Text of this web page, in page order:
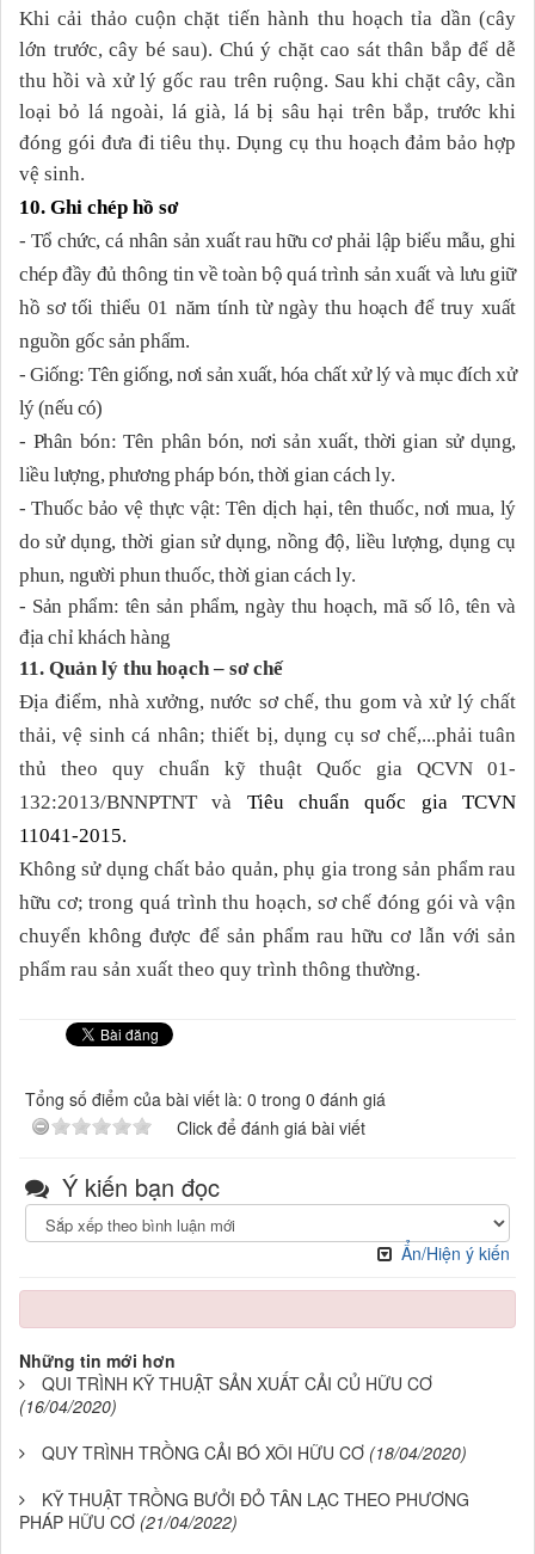
Khi cải thảo cuộn chặt tiến hành thu hoạch tỉa dần (cây
lớn trước, cây bé sau). Chú ý chặt cao sát thân bắp để dễ
thu hồi và xử lý gốc rau trên ruộng. Sau khi chặt cây, cần
loại bỏ lá ngoài, lá già, lá bị sâu hại trên bắp, trước khi
đóng gói đưa đi tiêu thụ. Dụng cụ thu hoạch đảm bảo hợp
vệ sinh.
10. Ghi chép hồ sơ
- Tổ chức, cá nhân sản xuất rau hữu cơ phải lập biểu mẫu, ghi
chép đầy đủ thông tin về toàn bộ quá trình sản xuất và lưu giữ
hồ sơ tối thiểu 01 năm tính từ ngày thu hoạch để truy xuất
nguồn gốc sản phẩm.
- Giống: Tên giống, nơi sản xuất, hóa chất xử lý và mục đích xử
lý (nếu có)
- Phân bón: Tên phân bón, nơi sản xuất, thời gian sử dụng,
liều lượng, phương pháp bón, thời gian cách ly.
- Thuốc bảo vệ thực vật: Tên dịch hại, tên thuốc, nơi mua, lý
do sử dụng, thời gian sử dụng, nồng độ, liều lượng, dụng cụ
phun, người phun thuốc, thời gian cách ly.
- Sản phẩm: tên sản phẩm, ngày thu hoạch, mã số lô, tên và
địa chỉ khách hàng
11. Quản lý thu hoạch – sơ chế
Địa điểm, nhà xưởng, nước sơ chế, thu gom và xử lý chất
thải, vệ sinh cá nhân; thiết bị, dụng cụ sơ chế,...phải tuân
thủ theo quy chuẩn kỹ thuật Quốc gia QCVN 01-
132:2013/BNNPTNT và Tiêu chuẩn quốc gia TCVN
11041-2015.
Không sử dụng chất bảo quản, phụ gia trong sản phẩm rau
hữu cơ; trong quá trình thu hoạch, sơ chế đóng gói và vận
chuyển không được để sản phẩm rau hữu cơ lẫn với sản
phẩm rau sản xuất theo quy trình thông thường.
Tổng số điểm của bài viết là: 0 trong 0 đánh giá
Click để đánh giá bài viết
Ý kiến bạn đọc
Ẩn/Hiện ý kiến
Những tin mới hơn
QUI TRÌNH KỸ THUẬT SẢN XUẤT CẢI CỦ HỮU CƠ
(16/04/2020)
QUY TRÌNH TRỒNG CẢI BÓ XÔI HỮU CƠ (18/04/2020)
KỸ THUẬT TRỒNG BƯỞI ĐỎ TÂN LẠC THEO PHƯƠNG
PHÁP HỮU CƠ (21/04/2022)